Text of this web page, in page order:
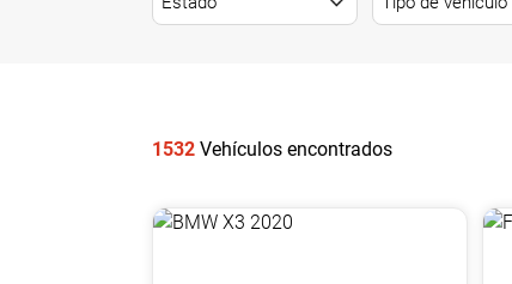
1532 Vehículos encontrados